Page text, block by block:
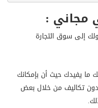
مجاني :
إلى سوق التجارة
ما يفيدك حيث أن بإمكانك
تكاليف من خلال بعض